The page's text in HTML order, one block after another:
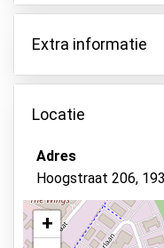
Mogelijkheden
Binnen parkeren
Autosleutels
Camerabewaking
Beveiligd
Asfalt of
Extra informatie
Bij een toename
mogelijkheid dat
Houd er rekening
groter zijn dan de
lang, 1,90 m breed,
50% van toepassing
Alle extra kosten
Locatie
Adres
Hoogstraat 206,
+